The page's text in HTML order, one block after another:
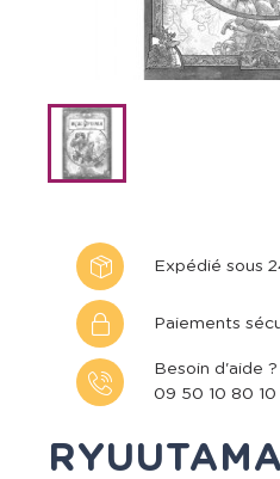
Expédié sous
Paiements
Besoin d'aide ?
09 50 10 80 10